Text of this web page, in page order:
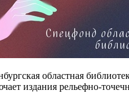
областная
издания рельефно-